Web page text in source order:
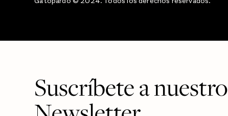
Suscríbete a nuestro